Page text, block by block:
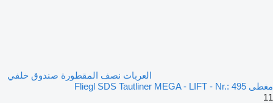
العربات نصف المقطورة صندوق خلفي
مغطى Fliegl SDS Tautliner MEGA - LIFT - Nr.: 495
11